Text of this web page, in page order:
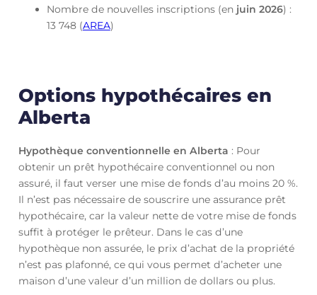
Nombre de nouvelles inscriptions (en juin 2026) :
13 748 (AREA)
Options hypothécaires en
Alberta
Hypothèque conventionnelle en Alberta : Pour
obtenir un prêt hypothécaire conventionnel ou non
assuré, il faut verser une mise de fonds d’au moins 20 %.
Il n’est pas nécessaire de souscrire une assurance prêt
hypothécaire, car la valeur nette de votre mise de fonds
suffit à protéger le prêteur. Dans le cas d’une
hypothèque non assurée, le prix d’achat de la propriété
n’est pas plafonné, ce qui vous permet d’acheter une
maison d’une valeur d’un million de dollars ou plus.